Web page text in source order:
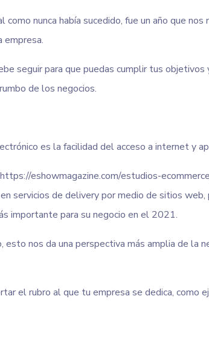
nunca había sucedido, fue un año que
empresa.
seguir para que puedas cumplir tus
de los negocios.
es la facilidad del acceso a internet y
eshowmagazine.com/estudios-
de delivery por medio de sitios web,
importante para su negocio en el 2021.
nos da una perspectiva más amplia de la
el rubro al que tu empresa se dedica, como